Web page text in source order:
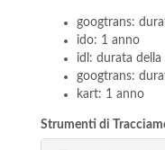
googtrans:
ido: 1 anno
idl: durata della
googtrans:
kart: 1 anno
Strumenti di